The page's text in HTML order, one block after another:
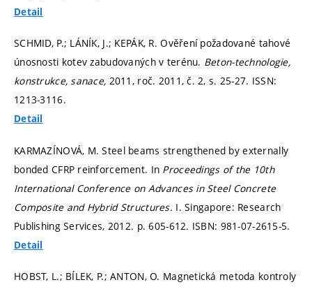
Detail
SCHMID, P.; LÁNÍK, J.; KEPÁK, R. Ověření požadované tahové
únosnosti kotev zabudovaných v terénu. Beton-technologie,
konstrukce, sanace, 2011, roč. 2011, č. 2,s. 25-27. ISSN:
1213-3116.
Detail
KARMAZÍNOVÁ, M. Steel beams strengthened by externally
bonded CFRP reinforcement. In Proceedings of the 10th
International Conference on Advances in Steel Concrete
Composite and Hybrid Structures. I. Singapore: Research
Publishing Services, 2012. p. 605-612. ISBN: 981-07-2615-5.
Detail
HOBST, L.; BÍLEK, P.; ANTON, O. Magnetická metoda kontroly